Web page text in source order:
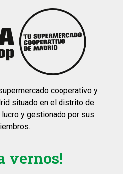
cooperativo y
situado en el distrito de
lucro y gestionado por sus
vernos!